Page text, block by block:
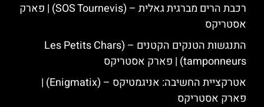
רכבת הרים מברגית גאלית – (SOS Tournevis) | פארק
אסטריקס
התנגשות הטנקים הקטנים – (Les Petits Chars
tamponneurs) | פארק אסטריקס
אטרקציית החשיבה: אניגמטיקס – (Enigmatix) |
פארק אסטריקס